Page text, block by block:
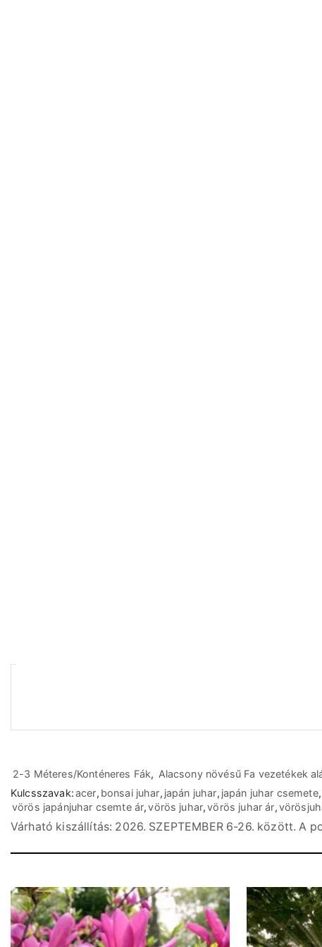
2-3 Méteres/Konténeres Fák, Alacsony növésű Fa vezetékek
Kulcsszavak:acer, bonsai juhar, japán juhar, japán juhar csemete,
vörös japánjuhar csemte ár,vörös juhar,vörös juhar ár,
Várható kiszállítás: 2026. SZEPTEMBER 6-26. között. A